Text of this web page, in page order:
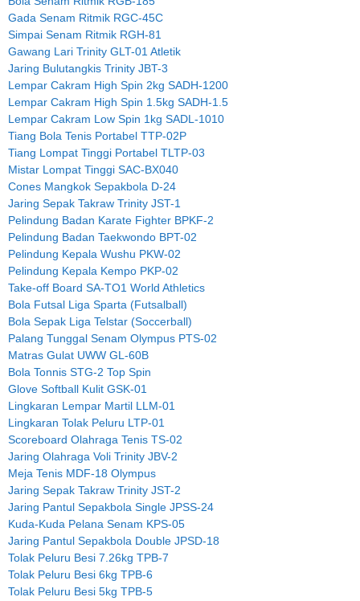
Gada Senam Ritmik RGC-45C
Simpai Senam Ritmik RGH-81
Gawang Lari Trinity GLT-01 Atletik
Jaring Bulutangkis Trinity JBT-3
Lempar Cakram High Spin 2kg SADH-1200
Lempar Cakram High Spin 1.5kg SADH-1.5
Lempar Cakram Low Spin 1kg SADL-1010
Tiang Bola Tenis Portabel TTP-02P
Tiang Lompat Tinggi Portabel TLTP-03
Mistar Lompat Tinggi SAC-BX040
Cones Mangkok Sepakbola D-24
Jaring Sepak Takraw Trinity JST-1
Pelindung Badan Karate Fighter BPKF-2
Pelindung Badan Taekwondo BPT-02
Pelindung Kepala Wushu PKW-02
Pelindung Kepala Kempo PKP-02
Take-off Board SA-TO1 World Athletics
Bola Futsal Liga Sparta (Futsalball)
Bola Sepak Liga Telstar (Soccerball)
Palang Tunggal Senam Olympus PTS-02
Matras Gulat UWW GL-60B
Bola Tonnis STG-2 Top Spin
Glove Softball Kulit GSK-01
Lingkaran Lempar Martil LLM-01
Lingkaran Tolak Peluru LTP-01
Scoreboard Olahraga Tenis TS-02
Jaring Olahraga Voli Trinity JBV-2
Meja Tenis MDF-18 Olympus
Jaring Sepak Takraw Trinity JST-2
Jaring Pantul Sepakbola Single JPSS-24
Kuda-Kuda Pelana Senam KPS-05
Jaring Pantul Sepakbola Double JPSD-18
Tolak Peluru Besi 7.26kg TPB-7
Tolak Peluru Besi 6kg TPB-6
Tolak Peluru Besi 5kg TPB-5